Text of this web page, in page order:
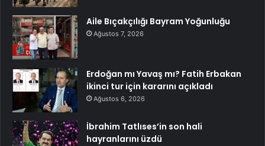
Aile Bıçakçılığı Bayram Yoğunluğu
Ağustos 7, 2026
Erdoğan mı Yavaş mı? Fatih Erbakan
ikinci tur için kararını açıkladı
Ağustos 6, 2026
İbrahim Tatlıses’in son hali
hayranlarını üzdü